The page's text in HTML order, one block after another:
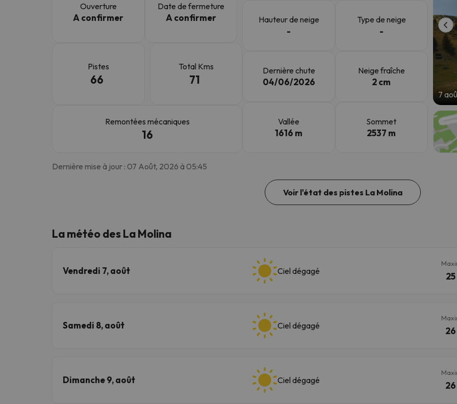
Ouverture
A confirmer
Date de fermeture
A confirmer
Pistes
66
Total Kms
71
Remontées mécaniques
16
Hauteur de neige
-
Type de neige
-
Dernière chute
04/06/2026
Neige fraîche
2 cm
Vallée
1616 m
Sommet
2537 m
7
Dernière mise à jour : 07 Août, 2026 à 05:45
Voir l'état des pistes La Molina
La météo des La Molina
Vendredi 7, août Ciel dégagé
25
Samedi 8, août Ciel dégagé
26
Dimanche 9, août Ciel dégagé
26